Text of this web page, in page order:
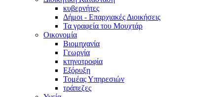
κυβερνήτες
Δήμοι - Επαρχιακές Διοικήσεις
Τα γραφεία του Μουχτάρ
Οικονομία
Βιομηχανία
Γεωργία
κτηνοτροφία
Εξόρυξη
Τομέας Υπηρεσιών
τράπεζες